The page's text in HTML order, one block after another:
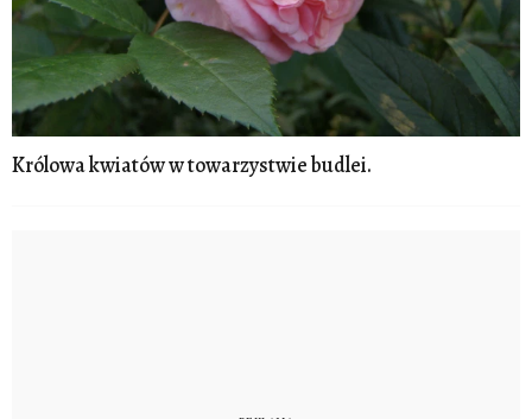
Królowa kwiatów w towarzystwie budlei.